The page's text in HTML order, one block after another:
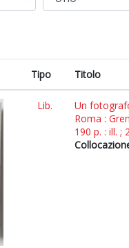
Tipo Titolo
Lib.
Un
Roma :
190 p. : ill. ;